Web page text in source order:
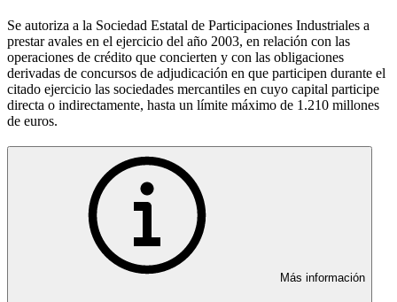
Se autoriza a la Sociedad Estatal de Participaciones Industriales a
prestar avales en el ejercicio del año 2003, en relación con las
operaciones de crédito que concierten y con las obligaciones
derivadas de concursos de adjudicación en que participen durante el
citado ejercicio las sociedades mercantiles en cuyo capital participe
directa o indirectamente, hasta un límite máximo de 1.210 millones
de euros.
Más información